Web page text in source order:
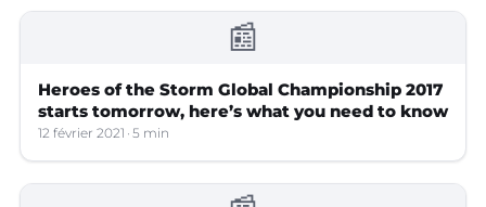
📰
Heroes of the Storm Global Championship 2017
starts tomorrow, here’s what you need to know
12 février 2021 5 min